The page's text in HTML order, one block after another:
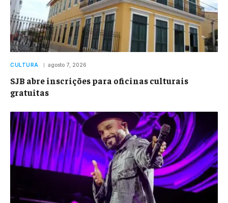
CULTURA agosto 7, 2026
SJB abre inscrições para oficinas culturais
gratuitas